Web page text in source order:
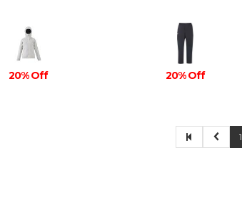
20% Off 20% Off
1